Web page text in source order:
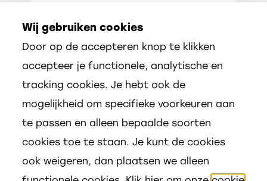
Volg ons
Wij gebruiken cookies
Door op de accepteren knop te klikken
accepteer je functionele, analytische en
tracking cookies. Je hebt ook de
mogelijkheid om specifieke voorkeuren aan
te passen en alleen bepaalde soorten
cookies toe te staan. Je kunt de cookies
ook weigeren, dan plaatsen we alleen